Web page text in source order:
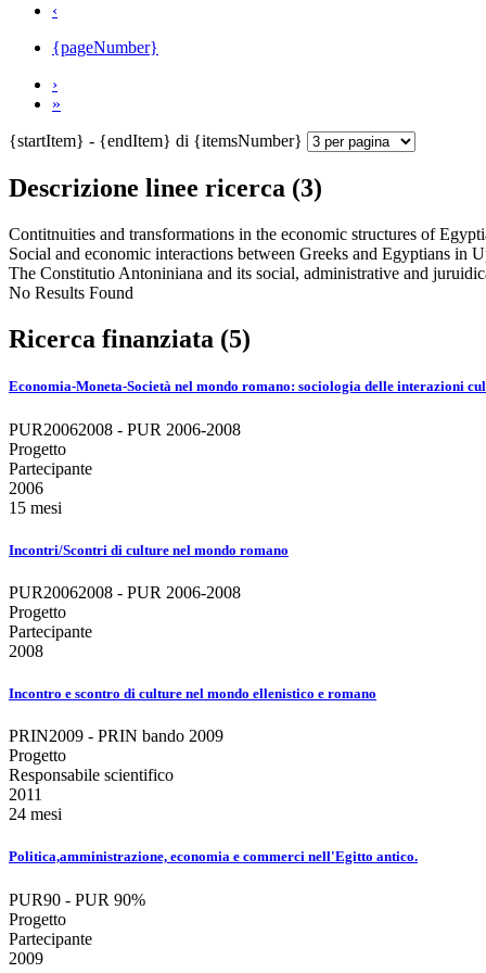
‹
{pageNumber}
›
»
{startItem} - {endItem} di {itemsNumber}
Descrizione linee ricerca (3)
Contitnuities and transformations in the economic structures of
Social and economic interactions between Greeks and Egyptians in
The Constitutio Antoniniana and its social, administrative and
No Results Found
Ricerca finanziata (5)
Economia-Moneta-Società nel mondo romano: sociologia delle interazioni
PUR20062008 - PUR 2006-2008
Progetto
Partecipante
2006
15 mesi
Incontri/Scontri di culture nel mondo romano
PUR20062008 - PUR 2006-2008
Progetto
Partecipante
2008
Incontro e scontro di culture nel mondo ellenistico e romano
PRIN2009 - PRIN bando 2009
Progetto
Responsabile scientifico
2011
24 mesi
Politica,amministrazione, economia e commerci nell'Egitto antico.
PUR90 - PUR 90%
Progetto
Partecipante
2009